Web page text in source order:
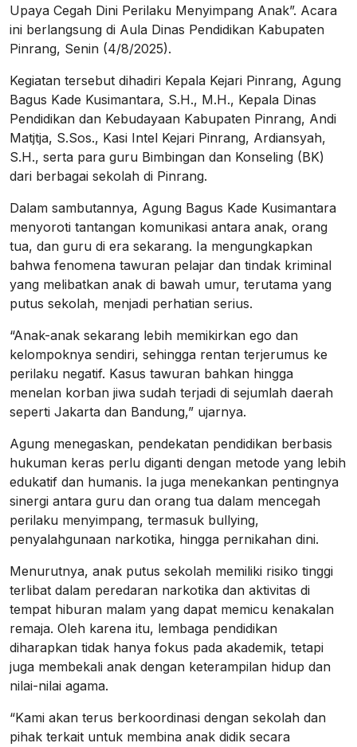
Upaya Cegah Dini Perilaku Menyimpang Anak”. Acara
ini berlangsung di Aula Dinas Pendidikan Kabupaten
Pinrang, Senin (4/8/2025).
Kegiatan tersebut dihadiri Kepala Kejari Pinrang, Agung
Bagus Kade Kusimantara, S.H., M.H., Kepala Dinas
Pendidikan dan Kebudayaan Kabupaten Pinrang, Andi
Matjtja, S.Sos., Kasi Intel Kejari Pinrang, Ardiansyah,
S.H., serta para guru Bimbingan dan Konseling (BK)
dari berbagai sekolah di Pinrang.
Dalam sambutannya, Agung Bagus Kade Kusimantara
menyoroti tantangan komunikasi antara anak, orang
tua, dan guru di era sekarang. Ia mengungkapkan
bahwa fenomena tawuran pelajar dan tindak kriminal
yang melibatkan anak di bawah umur, terutama yang
putus sekolah, menjadi perhatian serius.
“Anak-anak sekarang lebih memikirkan ego dan
kelompoknya sendiri, sehingga rentan terjerumus ke
perilaku negatif. Kasus tawuran bahkan hingga
menelan korban jiwa sudah terjadi di sejumlah daerah
seperti Jakarta dan Bandung,” ujarnya.
Agung menegaskan, pendekatan pendidikan berbasis
hukuman keras perlu diganti dengan metode yang lebih
edukatif dan humanis. Ia juga menekankan pentingnya
sinergi antara guru dan orang tua dalam mencegah
perilaku menyimpang, termasuk bullying,
penyalahgunaan narkotika, hingga pernikahan dini.
Menurutnya, anak putus sekolah memiliki risiko tinggi
terlibat dalam peredaran narkotika dan aktivitas di
tempat hiburan malam yang dapat memicu kenakalan
remaja. Oleh karena itu, lembaga pendidikan
diharapkan tidak hanya fokus pada akademik, tetapi
juga membekali anak dengan keterampilan hidup dan
nilai-nilai agama.
“Kami akan terus berkoordinasi dengan sekolah dan
pihak terkait untuk membina anak didik secara